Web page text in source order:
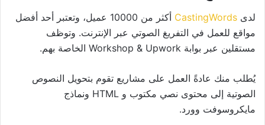
لدى CastingWords
أكثر من 10000 عميل، وتعتبر أحد أفضل
مواقع للعمل في التفريغ الصوتي عبر الإنترنت. وتوظف
مستقلين عبر بوابة Workshop & Upwork الخاصة بهم.
يُطلب منك عادةً العمل على مشاريع تقوم بتحويل النصوص
الصوتية إلى محتوى نصي مكتوب و HTML ونماذج
مايكروسوفت وورد.